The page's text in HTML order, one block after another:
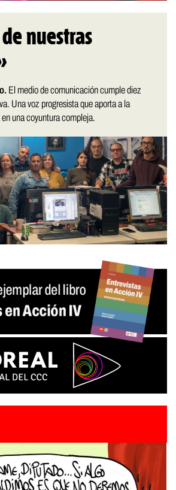
nuestras
El medio de comunicación cumple diez
Una voz progresista que aporta a la
una coyuntura compleja.